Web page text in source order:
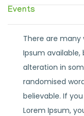
Events
There are many
Ipsum
alteration in
randomised
believable. If
Lorem Ipsum,